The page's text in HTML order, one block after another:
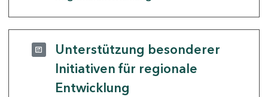
Unterstützung besonderer
Initiativen für regionale
Entwicklung